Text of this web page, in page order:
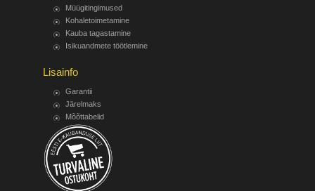
Müügitingimused
Kohaletoimetamine
Kauba tagastamine
Isikuandmete töötlemine
Lisainfo
Garantii
Järelmaks
Mõõttabelid